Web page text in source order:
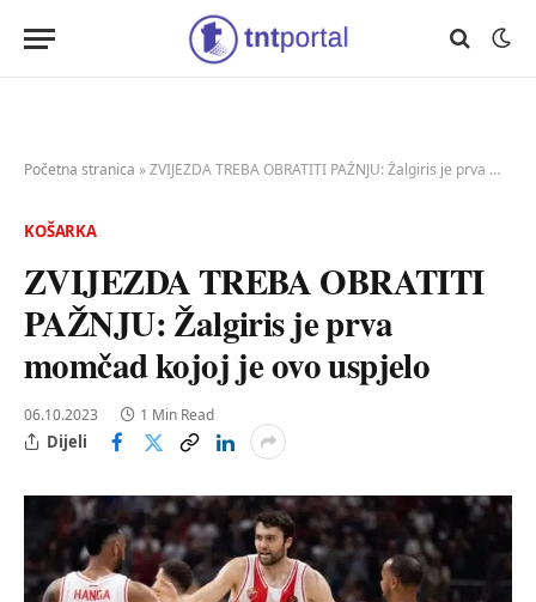
Početna stranica »ZVIJEZDA TREBA OBRATITI PAŽNJU: Žalgiris je prva momčad kojoj je ovo uspjelo
KOŠARKA
ZVIJEZDA TREBA OBRATITI
PAŽNJU: Žalgiris je prva
momčad kojoj je ovo uspjelo
06.10.2023 1 Min Read
Dijeli